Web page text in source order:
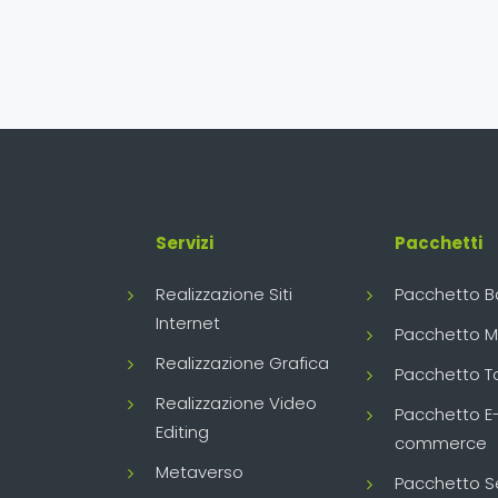
Servizi
Realizzazione Siti
Internet
Realizzazione Grafica
Realizzazione Video
Editing
Metaverso
Pacchetti
Pacchetto
Pacchetto
Pacchetto
Pacchetto
commerce
Pacchetto